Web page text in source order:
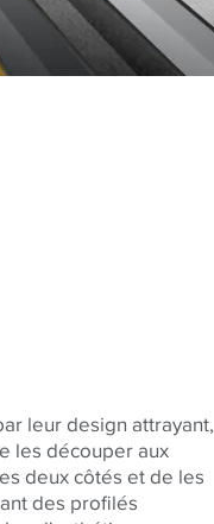
leur design attrayant,
les découper aux
deux côtés et de les
des profilés